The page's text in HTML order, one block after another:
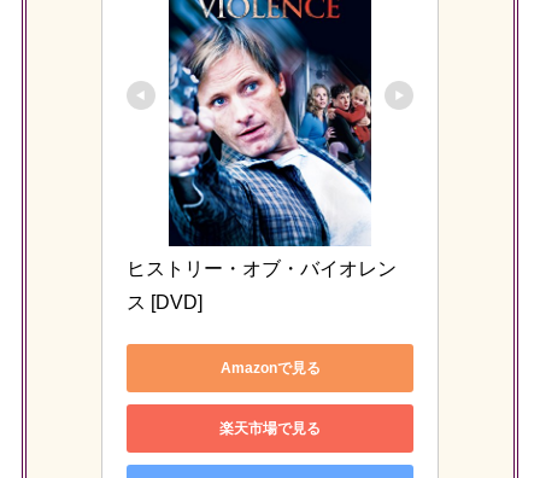
ヒストリー・オブ・バイオレン
ス [DVD]
Amazonで見る
楽天市場で見る